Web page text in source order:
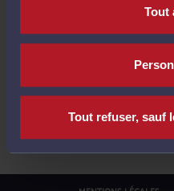
Tout
Tout refuser, sauf
C
I